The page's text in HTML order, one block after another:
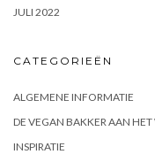
JULI 2022
CATEGORIEËN
ALGEMENE INFORMATIE
DE VEGAN BAKKER AAN
INSPIRATIE